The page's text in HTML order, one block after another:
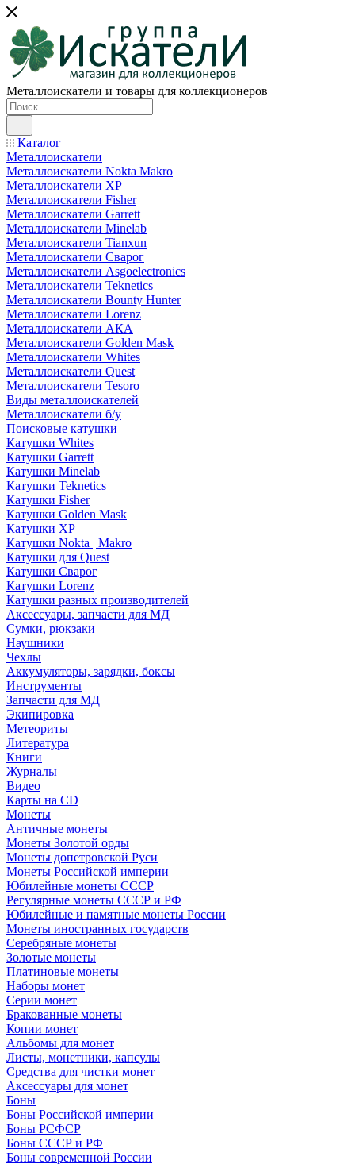
Металлоискатели и товары для коллекционеров
Каталог
Металлоискатели
Металлоискатели Nokta Makro
Металлоискатели XP
Металлоискатели Fisher
Металлоискатели Garrett
Металлоискатели Minelab
Металлоискатели Tianxun
Металлоискатели Сварог
Металлоискатели Asgoelectronics
Металлоискатели Teknetics
Металлоискатели Bounty Hunter
Металлоискатели Lorenz
Металлоискатели АКА
Металлоискатели Golden Mask
Металлоискатели Whites
Металлоискатели Quest
Металлоискатели Tesoro
Виды металлоискателей
Металлоискатели б/у
Поисковые катушки
Катушки Whites
Катушки Garrett
Катушки Minelab
Катушки Teknetics
Катушки Fisher
Катушки Golden Mask
Катушки XP
Катушки Nokta | Makro
Катушки для Quest
Катушки Сварог
Катушки Lorenz
Катушки разных производителей
Аксессуары, запчасти для МД
Сумки, рюкзаки
Наушники
Чехлы
Аккумуляторы, зарядки, боксы
Инструменты
Запчасти для МД
Экипировка
Метеориты
Литература
Книги
Журналы
Видео
Карты на CD
Монеты
Античные монеты
Монеты Золотой орды
Монеты допетровской Руси
Монеты Российской империи
Юбилейные монеты СССР
Регулярные монеты СССР и РФ
Юбилейные и памятные монеты России
Монеты иностранных государств
Серебряные монеты
Золотые монеты
Платиновые монеты
Наборы монет
Серии монет
Бракованные монеты
Копии монет
Альбомы для монет
Листы, монетники, капсулы
Средства для чистки монет
Аксессуары для монет
Боны
Боны Российской империи
Боны РСФСР
Боны СССР и РФ
Боны современной России